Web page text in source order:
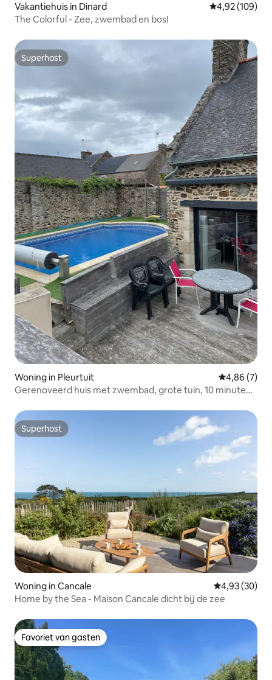
Vakantiehuis in Dinard Gemiddelde
4,92 (109)
The Colorful - Zee, zwembad en bos!
Superhost
Superhost
Woning in Pleurtuit Gemiddelde
4,86 (7)
Gerenoveerd huis met zwembad, grote tuin, 10 minuten
Superhost
Superhost
Woning in Cancale Gemiddelde
4,93 (30)
Home by the Sea - Maison Cancale dicht bij de zee
Favoriet van gasten
Favoriet van gasten